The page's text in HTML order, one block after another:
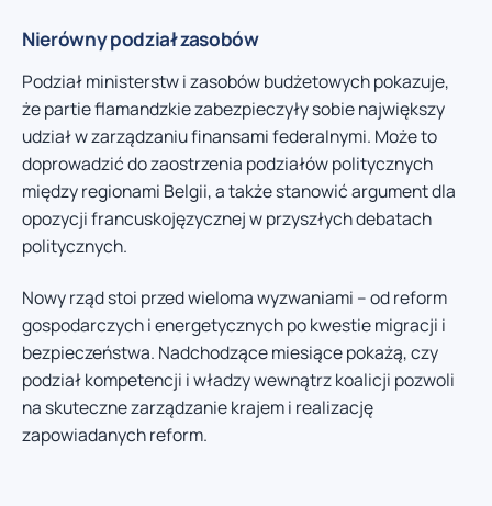
Nierówny podział zasobów
Podział ministerstw i zasobów budżetowych pokazuje,
że partie flamandzkie zabezpieczyły sobie największy
udział w zarządzaniu finansami federalnymi. Może to
doprowadzić do zaostrzenia podziałów politycznych
między regionami Belgii, a także stanowić argument dla
opozycji francuskojęzycznej w przyszłych debatach
politycznych.
Nowy rząd stoi przed wieloma wyzwaniami – od reform
gospodarczych i energetycznych po kwestie migracji i
bezpieczeństwa. Nadchodzące miesiące pokażą, czy
podział kompetencji i władzy wewnątrz koalicji pozwoli
na skuteczne zarządzanie krajem i realizację
zapowiadanych reform.